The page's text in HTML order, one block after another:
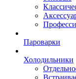
Пароварки
Холодильники